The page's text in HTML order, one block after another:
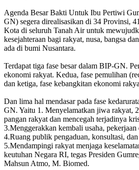
Agenda Besar Bakti Untuk Ibu Pertiwi
GN) segera direalisasikan di 34 Provinsi,
Kota di seluruh Tanah Air untuk
kesejahteraan bagi rakyat, nusa, bangsa
ada di bumi Nusantara.
Terdapat tiga fase besar dalam BIP-GN.
ekonomi rakyat. Kedua, fase pemulihan
dan ketiga, fase kebangkitan ekonomi
Dan lima hal mendasar pada fase
GN. Yaitu 1. Menyelamatkan jiwa rakyat,
pangan rakyat dan mencegah terjadinya
3.Menggerakkan kembali usaha,
4.Ruang publik pengaduan, konsultasi,
5.Mendampingi rakyat menjaga
keutuhan Negara RI, tegas Presiden
Mahsun Atmo, M. Biomed.